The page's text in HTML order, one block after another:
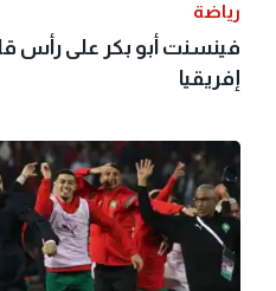
رياضة
فينسنت أبو بكر على رأس
إفريقيا